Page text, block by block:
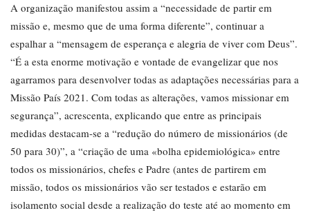
A organização manifestou assim a “necessidade de partir em
missão e, mesmo que de uma forma diferente”, continuar a
espalhar a “mensagem de esperança e alegria de viver com Deus”.
“É a esta enorme motivação e vontade de evangelizar que nos
agarramos para desenvolver todas as adaptações necessárias para a
Missão País 2021. Com todas as alterações, vamos missionar em
segurança”, acrescenta, explicando que entre as principais
medidas destacam-se a “redução do número de missionários (de
50 para 30)”, a “criação de uma «bolha epidemiológica» entre
todos os missionários, chefes e Padre (antes de partirem em
missão, todos os missionários vão ser testados e estarão em
isolamento social desde a realização do teste até ao momento em